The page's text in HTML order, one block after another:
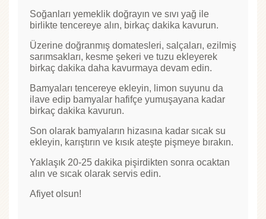
Soğanları yemeklik doğrayın ve sıvı yağ ile
birlikte tencereye alın, birkaç dakika kavurun.
Üzerine doğranmış domatesleri, salçaları, ezilmiş
sarımsakları, kesme şekeri ve tuzu ekleyerek
birkaç dakika daha kavurmaya devam edin.
Bamyaları tencereye ekleyin, limon suyunu da
ilave edip bamyalar hafifçe yumuşayana kadar
birkaç dakika kavurun.
Son olarak bamyaların hizasına kadar sıcak su
ekleyin, karıştırın ve kısık ateşte pişmeye bırakın.
Yaklaşık 20-25 dakika pişirdikten sonra ocaktan
alın ve sıcak olarak servis edin.
Afiyet olsun!